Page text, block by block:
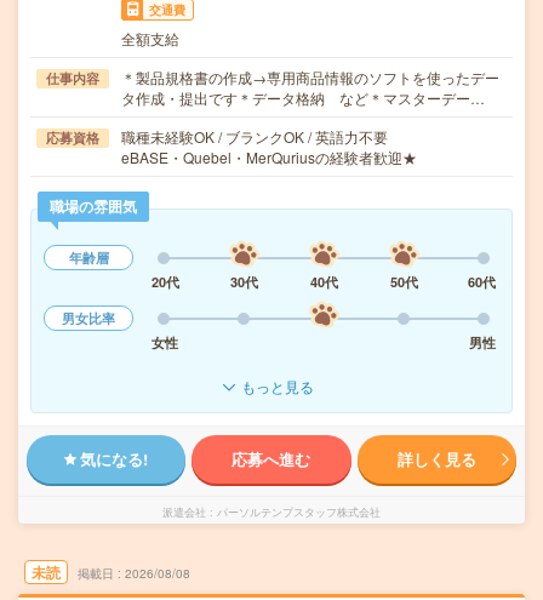
交通費
全額支給
仕事内容
＊製品規格書の作成→専用商品情報のソフトを使ったデー
タ作成・提出です＊データ格納 など＊マスターデー…
応募資格
職種未経験OK / ブランクOK / 英語力不要
eBASE・Quebel・MerQuriusの経験者歓迎★
職場の雰囲気
年齢層
20代
30代 40代 50代
60代
男女比率
女性
男性
もっと見る
気になる! 応募へ進む 詳しく見る
派遣会社 パーソルテンプスタッフ株式会社
未読 掲載日 2026/08/08